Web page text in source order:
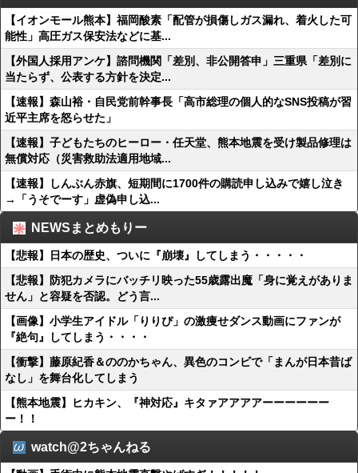
【イオンモール熊本】福岡酸素「配管が損傷しガス漏れ、着火した可
能性」高圧ガス保安法などに基...
【外国人採用アンケ】諮問機関「差別、非公開答申」三重県「差別に
当たらず、公表する方針を決定...
【速報】森山裕・自民党前幹事長「高市総理の個人的なSNS投稿が習
近平主席を怒らせた」
【速報】子どもたちのヒーロー・任天堂、熊本地震を受け製品修理は
無償対応（災害救助法適用地域...
【速報】しんぶん赤旗、短期間に1700件の購読申し込みで嬉し泣き
→「うそでーす」虚偽申し込...
NEWSまとめもりー
【悲報】日本の歴史、ついに『崩壊』してしまう・・・・・
【悲報】防犯カメラにバッチリ映った55歳露出魔「身に覚えがありま
せん」と容疑を否認。どう言...
【画像】小学生アイドル「りりぴ」の激痩せダンス動画にファンが
『絶句』してしまう・・・・
【衝撃】藤原紀香＆ののかちゃん、異色のコンビで「まんが日本昔ば
なし」を舞台化してしまう
【熊本地震】ヒカキン、『神対応』キタァアアアアーーーーーー
ー！！
watch@2ちゃんねる